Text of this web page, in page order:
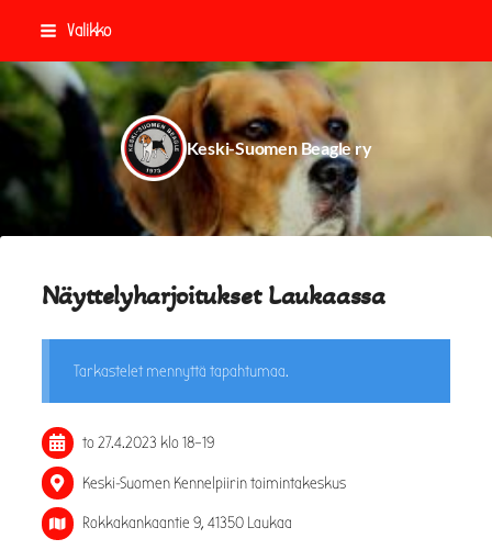
Siirry
sisältöön
Valikko
Keski-Suomen Beagle ry
Näyttelyharjoitukset Laukaassa
Tarkastelet mennyttä tapahtumaa.
to 27.4.2023 klo 18–19
Keski-Suomen Kennelpiirin toimintakeskus
Rokkakankaantie 9, 41350 Laukaa